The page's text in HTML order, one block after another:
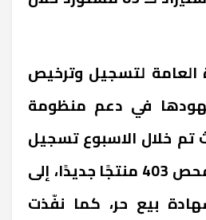
العامة لتسجيل وترخيص
في دعم منظومة
تم خلال الاسبوع تسجيل
82 منتجًا غذائيًا وفحص 403 منتجًا جديدًا، إلى
إصدار 34 شهادة بيع حر، كما نفّذت